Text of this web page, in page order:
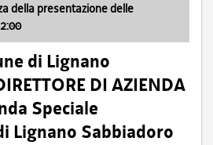
della presentazione delle
di Lignano
DI AZIENDA
Speciale
Lignano Sabbiadoro